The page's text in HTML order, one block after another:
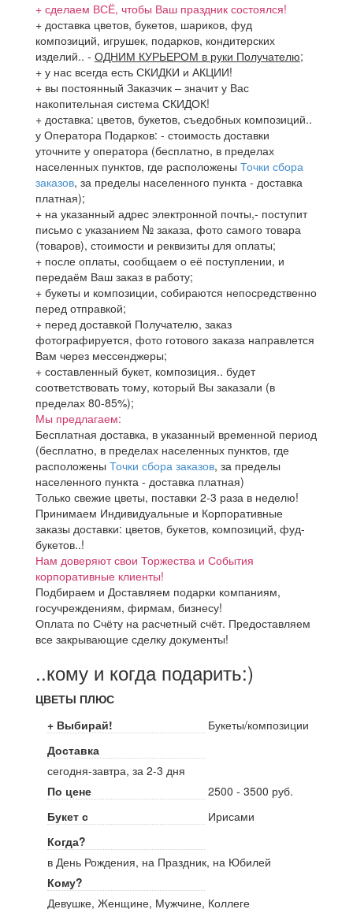
+ сделаем ВСЁ, чтобы Ваш праздник состоялся!
+ доставка цветов, букетов, шариков, фуд
композиций, игрушек, подарков, кондитерских
изделий.. - ОДНИМ КУРЬЕРОМ в руки Получателю;
+ у нас всегда есть СКИДКИ и АКЦИИ!
+ вы постоянный Заказчик – значит у Вас
накопительная система СКИДОК!
+ доставка: цветов, букетов, съедобных композиций..
у Оператора Подарков: - стоимость доставки
уточните у оператора (бесплатно, в пределах
населенных пунктов, где расположены Точки сбора
заказов, за пределы населенного пункта - доставка
платная);
+ на указанный адрес электронной почты,- поступит
письмо с указанием № заказа, фото самого товара
(товаров), стоимости и реквизиты для оплаты;
+ после оплаты, сообщаем о её поступлении, и
передаём Ваш заказ в работу;
+ букеты и композиции, собираются непосредственно
перед отправкой;
+ перед доставкой Получателю, заказ
фотографируется, фото готового заказа направлется
Вам через мессенджеры;
+ составленный букет, композиция.. будет
соответствовать тому, который Вы заказали (в
пределах 80-85%);
Мы предлагаем:
Бесплатная доставка, в указанный временной период
(бесплатно, в пределах населенных пунктов, где
расположены Точки сбора заказов, за пределы
населенного пункта - доставка платная)
Только свежие цветы, поставки 2-3 раза в неделю!
Принимаем Индивидуальные и Корпоративные
заказы доставки: цветов, букетов, композиций, фуд-
букетов..!
Нам доверяют свои Торжества и События
корпоративные клиенты!
Подбираем и Доставляем подарки компаниям,
госучреждениям, фирмам, бизнесу!
Оплата по Счёту на расчетный счёт. Предоставляем
все закрывающие сделку документы!
..кому и когда подарить:)
ЦВЕТЫ ПЛЮС
+ Выбирай!
Букеты/композиции
Доставка
сегодня-завтра, за 2-3 дня
По цене
2500 - 3500 руб.
Букет с
Ирисами
Когда?
в День Рождения, на Праздник, на Юбилей
Кому?
Девушке, Женщине, Мужчине, Коллеге